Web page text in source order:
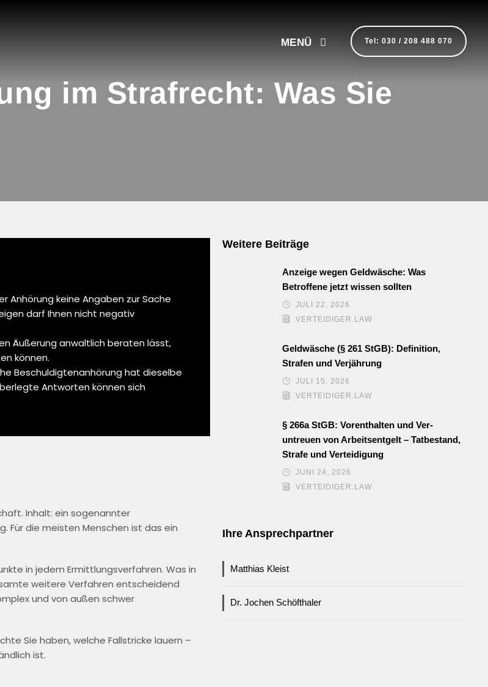
MENÜ Tel: 030 / 208 488 070
im Strafrecht: Was Sie
Anhörung keine Angaben zur Sache
darf Ihnen nicht negativ
Äußerung anwaltlich beraten lässt,
können.
Beschuldigtenanhörung hat dieselbe
Antworten können sich
Inhalt: ein sogenannter
Für die meisten Menschen ist das ein
in jedem Ermittlungsverfahren. Was in
weitere Verfahren entscheidend
und von außen schwer
Sie haben, welche Fallstricke lauern –
ist.
Weitere Beiträge
Anzeige wegen Geldwäsche: Was
Betroffene jetzt wissen sollten
JULI 22, 2026
VERTEIDIGER.LAW
Geldwäsche (§ 261 StGB): Definition,
Strafen und Verjährung
JULI 15, 2026
VERTEIDIGER.LAW
§ 266a StGB: Vor­enthalten und Ver­
untreuen von Arbeits­entgelt – Tatbestand,
Strafe und Vertei­digung
JUNI 24, 2026
VERTEIDIGER.LAW
Ihre Ansprechpartner
Matthias Kleist
Dr. Jochen Schöfthaler